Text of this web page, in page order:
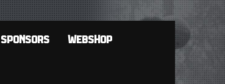
SPONSORS WEBSHOP